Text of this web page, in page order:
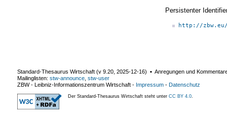
Persistenter
http://
Standard-Thesaurus Wirtschaft (v 9.20 2025-12-16) ▪ Anregungen und
Mailinglisten: stw-announce stw-user
ZBW - Leibniz-Informationszentrum Wirtschaft - Impressum - Datenschutz
Der Standard-Thesaurus Wirtschaft steht unter CC BY 4.0